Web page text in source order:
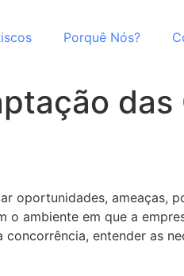
Porquê Nós?
das
oportunidades, ameaças,
o ambiente em que a
entender as